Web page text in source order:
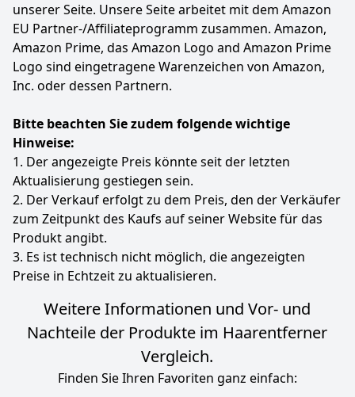
unserer Seite. Unsere Seite arbeitet mit dem Amazon
EU Partner-/Affiliateprogramm zusammen. Amazon,
Amazon Prime, das Amazon Logo and Amazon Prime
Logo sind eingetragene Warenzeichen von Amazon,
Inc. oder dessen Partnern.
Bitte beachten Sie zudem folgende wichtige
Hinweise:
1. Der angezeigte Preis könnte seit der letzten
Aktualisierung gestiegen sein.
2. Der Verkauf erfolgt zu dem Preis, den der Verkäufer
zum Zeitpunkt des Kaufs auf seiner Website für das
Produkt angibt.
3. Es ist technisch nicht möglich, die angezeigten
Preise in Echtzeit zu aktualisieren.
Weitere Informationen und Vor- und
Nachteile der Produkte im Haarentferner
Vergleich.
Finden Sie Ihren Favoriten ganz einfach: